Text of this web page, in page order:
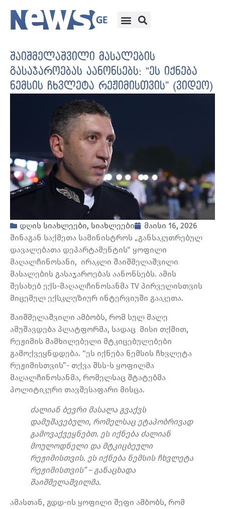
შაიშმელაშვილი მასალების
გასაჯაროებას აანონსებს: “ეს იქნება
ნემსის ჩხვლეტა რეჟიმისთვის” (ვიდეო)
დღის სიახლეები, სიახლეები
მაისი 16, 2026
შინაგან საქმეთა სამინისტროს „განსაკუთრებულ
დავალებათა დეპარტამენტის“ ყოფილი
მაღალჩინოსანი, ირაკლი შაიშმელაშვილი
მასალების გასაჯაროებას აანონსებს. ამის
შესახებ ექს-მაღალჩინოსანმა TV პირველისთვის
მიცემულ ექსკლუზიურ ინტერვიუში გააკეთა.
შაიშმელაშვილი ამბობს, რომ სულ მალე
ამუშავდება პლატფორმა, სადაც მისი თქმით,
რეჟიმის მამხილებელი მტკიცებულებები
გამოქვეყნდდება. “ეს იქნება ნემსის ჩხვლეტა
რეჟიმისთვის”- თქვა შსს-ს ყოფილმა
მაღალჩინოსანმა, რომელსაც შტატებმა
პოლიტიკური თავშესაფარი მისცა.
ძალიან ბევრი მასალა გვაქვს
დამუშავებული, რომელსაც ეტაპობრივად
გამოვაქვეყნებთ. ეს იქნება ძალიან
მოულოდნელი და მტკიცბეული
რეჟიმისთვის. ეს იქნება ნემსის ჩხვლეტა
რეჟიმისთვის” – განაცხადა
შაიშმელაშვილმა.
ამასთან, გდდ-ის ყოფილი შეფი ამბობს, რომ